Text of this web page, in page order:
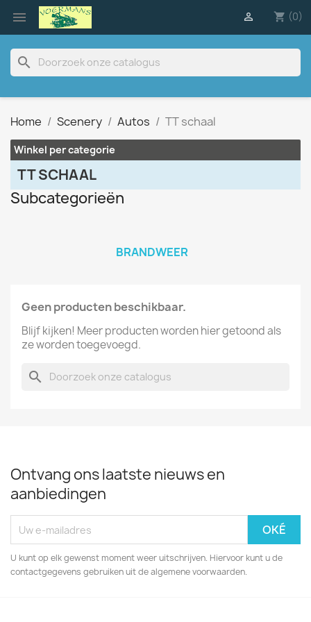
 shopping_cart (0)

search
Home Scenery Autos TT schaal
Winkel per categorie
TT SCHAAL
Subcategorieën
BRANDWEER
Geen producten beschikbaar.
Blijf kijken! Meer producten worden hier getoond als
ze worden toegevoegd.
search
Ontvang ons laatste nieuws en
aanbiedingen
U kunt op elk gewenst moment weer uitschrijven. Hiervoor kunt u de
contactgegevens gebruiken uit de algemene voorwaarden.